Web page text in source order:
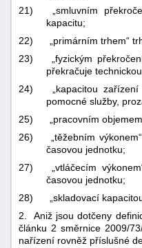
21)
„smluvním
kapacitu;
22)
„primárním trhem“
23)
„fyzickým
překračuje
24)
„kapacitou
pomocné služby,
25)
„pracovním
26)
„těžebním
časovou jednotku;
27)
„vtláčecím
časovou jednotku;
28)
„skladovací
2. Aniž jsou dotčeny
článku 2 směrnice 2009/
nařízení rovněž příslušné